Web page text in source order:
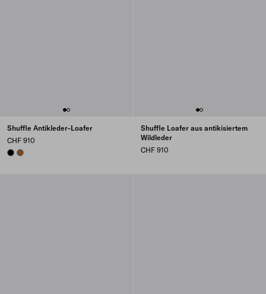
Shuffle Antikleder-Loafer
CHF 910
BLACKCOGNAC
Shuffle Loafer aus antikisiertem
Wildleder
CHF 910